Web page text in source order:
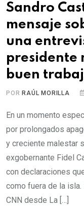
Sandro
mensaje
una
presidente
buen
POR RAÚL MORILLA
En un momento
por prolongados
y creciente malestar
exgobernante Fidel
con declaraciones
como fuera de la isla.
CNN desde La […]